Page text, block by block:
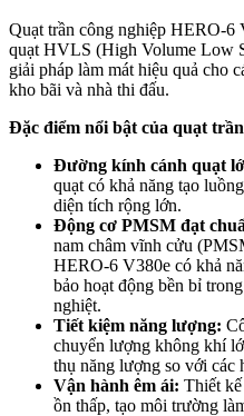
​Quạt trần công nghiệp HERO-6
quạt HVLS (High Volume Low
giải pháp làm mát hiệu quả cho
kho bãi và nhà thi đấu.
Đặc điểm nổi bật của quạt
Đường kính cánh quạt
quạt có khả năng tạo
diện tích rộng lớn.
Động cơ PMSM đạt
nam châm vĩnh cửu
HERO-6 V380e có khả
bảo hoạt động bền bỉ
nghiệt.
Tiết kiệm năng lượng:
chuyển lượng không khí
thụ năng lượng so với các
Vận hành êm ái: Thiết
ồn thấp, tạo môi trường